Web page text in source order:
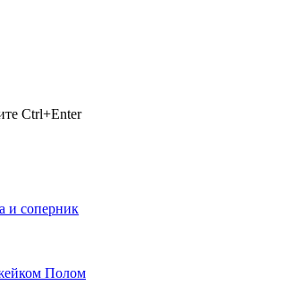
Ctrl+Enter
и соперник
Полом